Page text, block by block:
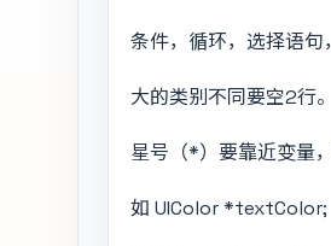
条件，循环，选择语句
大的类别不同要空2行。
星号（*）要靠近变量
如 UIColor *textColor;